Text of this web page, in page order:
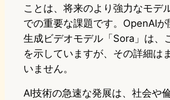
ことは、将来のより強力なモデ
での重要な課題です。OpenAI
生成ビデオモデル「Sora」は、
を示していますが、その詳細は
いません。
AI技術の急速な発展は、社会や